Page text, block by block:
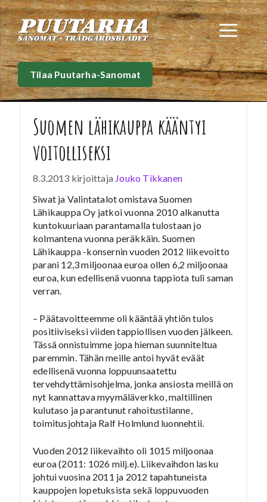
Siirry
sisältöön
Tilaa Puutarha-Sanomat
Suomen lähikauppa kääntyi
voitolliseksi
8.3.2013 kirjoittaja Jouko Tikkanen
Siwat ja Valintatalot omistava Suomen
Lähikauppa Oy jatkoi vuonna 2010 alkanutta
kuntokuuriaan parantamalla tulostaan jo
kolmantena vuonna peräkkäin. Suomen
Lähikauppa -konsernin vuoden 2012 liikevoitto
parani 12,3 miljoonaa euroa ollen 6,2 miljoonaa
euroa, kun edellisenä vuonna tappiota tuli saman
verran.
– Päätavoitteemme oli kääntää yhtiön tulos
positiiviseksi viiden tappiollisen vuoden jälkeen.
Tässä onnistuimme jopa hieman suunniteltua
paremmin. Tähän meille antoi hyvät eväät
edellisenä vuonna loppuunsaatettu
tervehdyttämisohjelma, jonka ansiosta meillä on
nyt kannattava myymäläverkko, maltillinen
kulutaso ja parantunut rahoitustilanne,
toimitusjohtaja Ralf Holmlund luonnehtii.
Vuoden 2012 liikevaihto oli 1015 miljoonaa
euroa (2011: 1026 milj.e). Liikevaihdon lasku
johtui vuosina 2011 ja 2012 tapahtuneista
kauppojen lopetuksista sekä loppuvuoden